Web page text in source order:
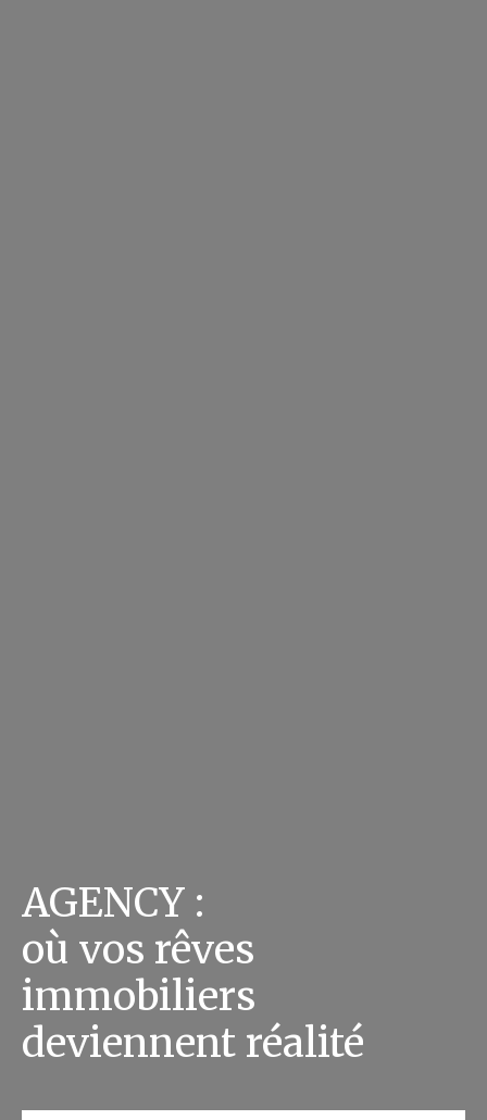
AGENCY :
où vos rêves
immobiliers
deviennent réalité